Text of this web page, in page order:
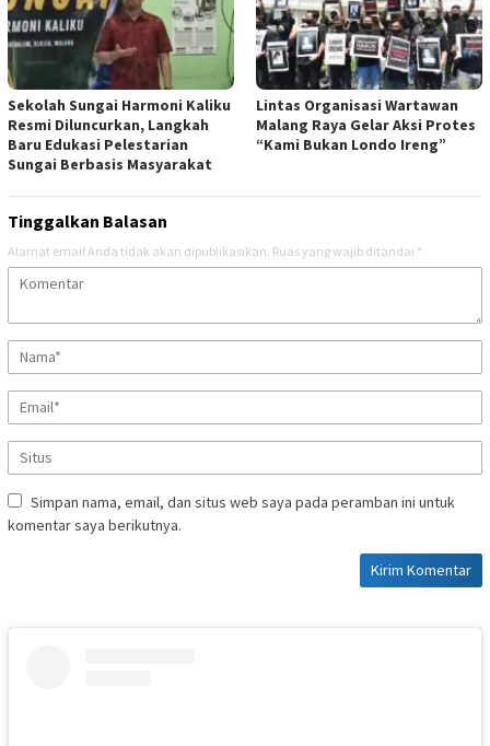
Sekolah Sungai Harmoni Kaliku
Resmi Diluncurkan, Langkah
Baru Edukasi Pelestarian
Sungai Berbasis Masyarakat
Lintas Organisasi Wartawan
Malang Raya Gelar Aksi Protes
“Kami Bukan Londo Ireng”
Tinggalkan Balasan
Alamat email Anda tidak akan dipublikasikan. Ruas yang wajib ditandai *
Simpan nama, email, dan situs web saya pada peramban ini untuk
komentar saya berikutnya.